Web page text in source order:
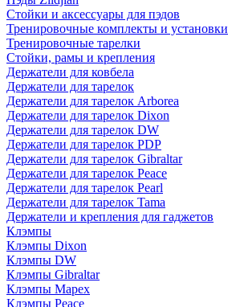
Стойки и аксессуары для пэдов
Тренировочные комплекты и установки
Тренировочные тарелки
Стойки, рамы и крепления
Держатели для ковбела
Держатели для тарелок
Держатели для тарелок Arborea
Держатели для тарелок Dixon
Держатели для тарелок DW
Держатели для тарелок PDP
Держатели для тарелок Gibraltar
Держатели для тарелок Peace
Держатели для тарелок Pearl
Держатели для тарелок Tama
Держатели и крепления для гаджетов
Клэмпы
Клэмпы Dixon
Клэмпы DW
Клэмпы Gibraltar
Клэмпы Mapex
Клэмпы Peace